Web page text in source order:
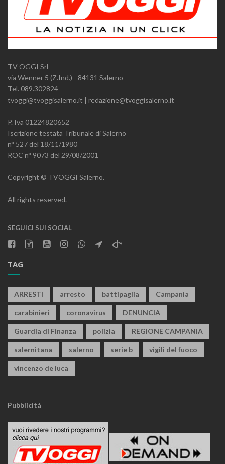
TV OGGI Srl
via Wenner 5 (Z.Ind.) - 84131 Salerno
Tel. 089.302824
tvoggi@tvoggisalerno.it | redazione@tvoggisalerno.it
P. Iva 01224820652
Iscrizione testata Tribunale di Salerno
n° 527 del 18/11/1980
ROC n° 9073 del 29/08/2001
Copyright © TVOGGI Salerno.
All rights reserved.
SEGUICI SUI SOCIAL
TAG
ARRESTI arresto battipaglia Campania
carabinieri coronavirus DENUNCIA
Guardia di Finanza polizia REGIONE CAMPANIA
salernitana salerno serie b vigili del fuoco
vincenzo de luca
Pubblicità